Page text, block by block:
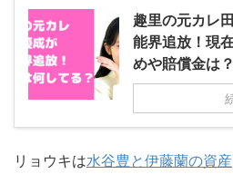
趣里の元カレ
能界追放！現
めや賠償金は？
リョウキは水谷豊と伊藤蘭の資産